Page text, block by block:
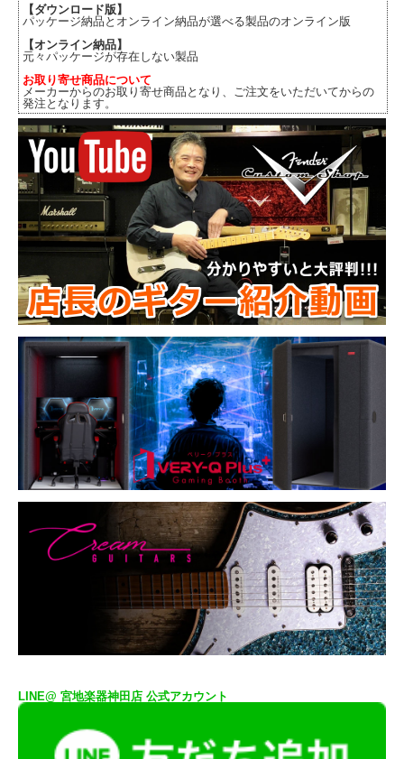
【ダウンロード版】
パッケージ納品とオンライン納品が選べる製品のオンライン版
【オンライン納品】
元々パッケージが存在しない製品
お取り寄せ商品について
メーカーからのお取り寄せ商品となり、ご注文をいただいてからの
発注となります。
LINE@ 宮地楽器神田店 公式アカウント